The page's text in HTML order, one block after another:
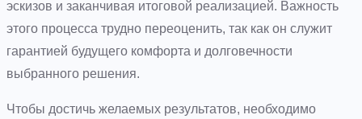
эскизов и заканчивая итоговой реализацией. Важность
этого процесса трудно переоценить, так как он служит
гарантией будущего комфорта и долговечности
выбранного решения.
Чтобы достичь желаемых результатов, необходимо